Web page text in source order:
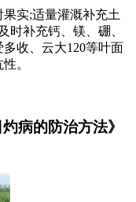
实;适量灌溉补充土
时补充钙、镁、硼、
收、云大120等叶面
。
病的防治方法》